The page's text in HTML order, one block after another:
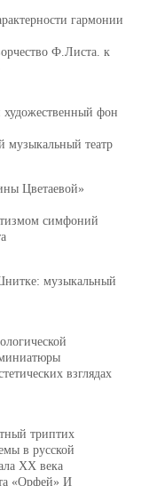
гармонии
Ф.Листа. к
фон
музыкальный театр
Цветаевой»
симфоний
музыкальный
взглядах
триптих
в русской
ХХ века
«Орфей» И